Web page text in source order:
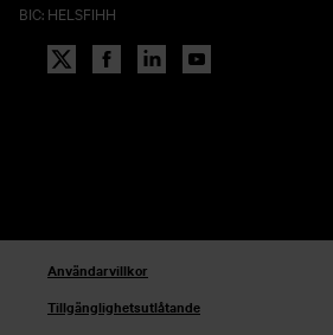
BIC: HELSFIHH
Användarvillkor
Tillgänglighetsutlåtande